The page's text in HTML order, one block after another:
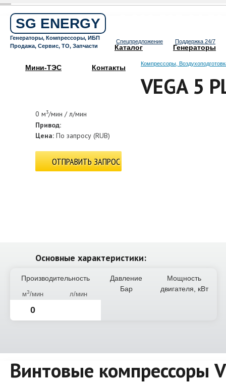
SG ENERGY
Генераторы, Компрессоры, ИБП
Продажа, Сервис, ТО, Запчасти
Спецпредложение
Поддержка 24/7
Каталог Генераторы
Мини-ТЭС Контакты Компрессоры,
VEGA 5
0 м3/мин / л/мин
Привод:
Цена: По запросу (RUB)
ОТПРАВИТЬ ЗАПРОС
Основные характеристики:
Производительность
Давление
Бар
Мощность
двигателя, кВт
м3/мин л/мин
0
Винтовые компрессоры